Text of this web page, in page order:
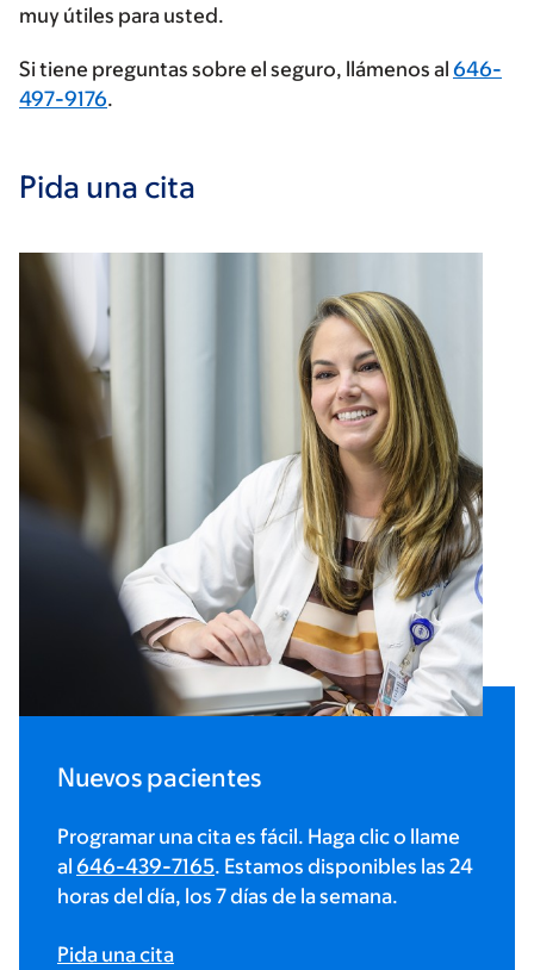
muy útiles para usted.
Si tiene preguntas sobre el seguro, llámenos al 646-
497-9176.
Pida una cita
Nuevos pacientes
Programar una cita es fácil. Haga clic o llame
al 646-439-7165. Estamos disponibles las 24
horas del día, los 7 días de la semana.
Pida una cita